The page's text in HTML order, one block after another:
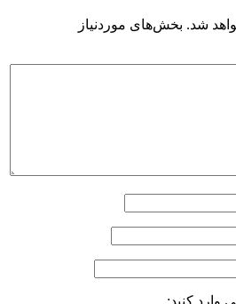
شد. بخش‌های موردنیاز
وارد کنید: